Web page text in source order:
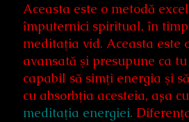
Aceasta este o metodă
împuternici spiritual, în
meditaţia vid. Aceasta este
avansată şi presupune ca
capabil să simţi energia şi
cu absorbţia acesteia, așa
meditaţia energiei.